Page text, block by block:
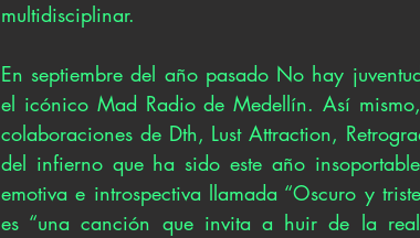
multidisciplinar.
En septiembre del año pasado No hay
el icónico Mad Radio de Medellín. Así
colaboraciones de Dth, Lust Attraction,
del infierno que ha sido este año
emotiva e introspectiva llamada “Oscuro y
es “una canción que invita a huir de la